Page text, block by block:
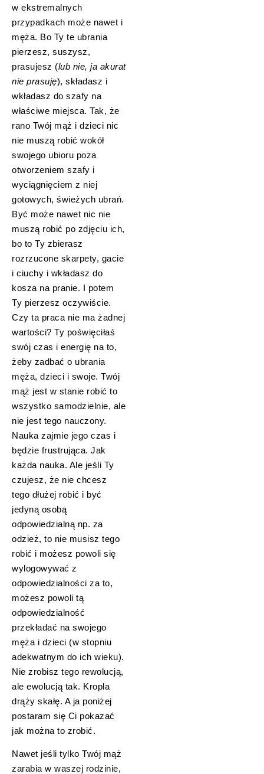
w ekstremalnych
przypadkach może nawet i
męża. Bo Ty te ubrania
pierzesz, suszysz,
prasujesz (lub nie, ja akurat
nie prasuję), składasz i
wkładasz do szafy na
właściwe miejsca. Tak, że
rano Twój mąż i dzieci nic
nie muszą robić wokół
swojego ubioru poza
otworzeniem szafy i
wyciągnięciem z niej
gotowych, świeżych ubrań.
Być może nawet nic nie
muszą robić po zdjęciu ich,
bo to Ty zbierasz
rozrzucone skarpety, gacie
i ciuchy i wkładasz do
kosza na pranie. I potem
Ty pierzesz oczywiście.
Czy ta praca nie ma żadnej
wartości? Ty poświęciłaś
swój czas i energię na to,
żeby zadbać o ubrania
męża, dzieci i swoje. Twój
mąż jest w stanie robić to
wszystko samodzielnie, ale
nie jest tego nauczony.
Nauka zajmie jego czas i
będzie frustrująca. Jak
każda nauka. Ale jeśli Ty
czujesz, że nie chcesz
tego dłużej robić i być
jedyną osobą
odpowiedzialną np. za
odzież, to nie musisz tego
robić i możesz powoli się
wylogowywać z
odpowiedzialności za to,
możesz powoli tą
odpowiedzialność
przekładać na swojego
męża i dzieci (w stopniu
adekwatnym do ich wieku).
Nie zrobisz tego rewolucją,
ale ewolucją tak. Kropla
drąży skałę. A ja poniżej
postaram się Ci pokazać
jak można to zrobić.
Nawet jeśli tylko Twój mąż
zarabia w waszej rodzinie,